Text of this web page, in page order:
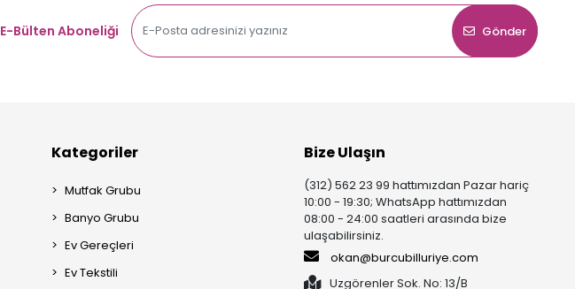
E-Bülten Aboneliği
Gönder
Kategoriler
Mutfak Grubu
Banyo Grubu
Ev Gereçleri
Ev Tekstili
Bize Ulaşın
(312) 562 23 99 hattımızdan Pazar hariç
10:00 - 19:30; WhatsApp hattımızdan
08:00 - 24:00 saatleri arasında bize
ulaşabilirsiniz.
okan@burcubilluriye.com
Uzgörenler Sok. No: 13/B